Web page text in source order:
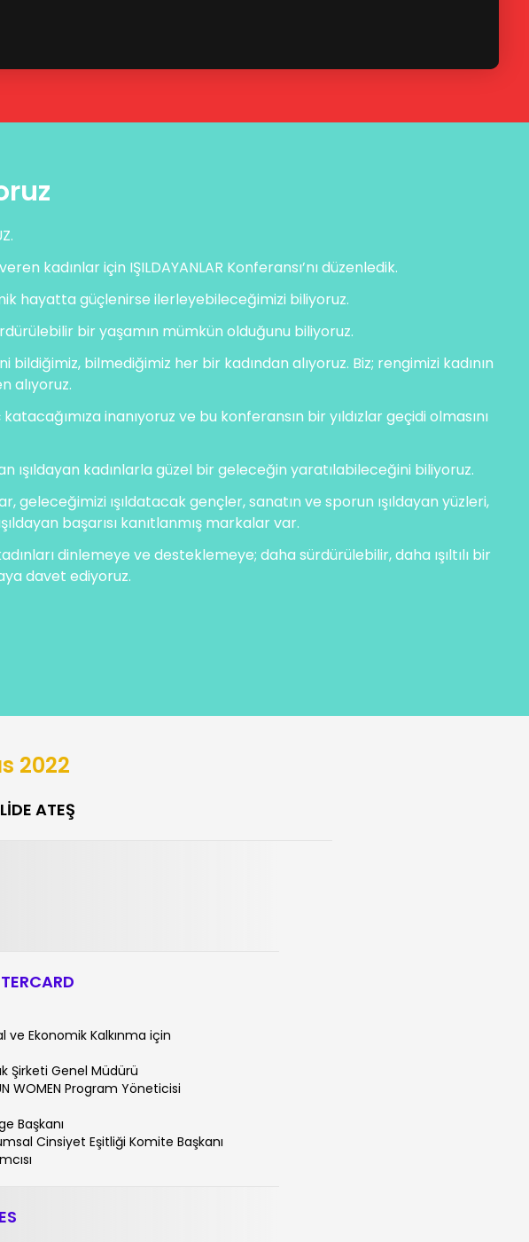
kadınlar için IŞILDAYANLAR Konferansı’nı düzenledik.
hayatta güçlenirse ilerleyebileceğimizi biliyoruz.
bir yaşamın mümkün olduğunu biliyoruz.
bildiğimiz, bilmediğimiz her bir kadından alıyoruz. Biz; rengimizi kadının
alıyoruz.
inanıyoruz ve bu konferansın bir yıldızlar geçidi olmasını
ışıldayan kadınlarla güzel bir geleceğin yaratılabileceğini biliyoruz.
ışıldatacak gençler, sanatın ve sporun ışıldayan yüzleri,
başarısı kanıtlanmış markalar var.
dinlemeye ve desteklemeye; daha sürdürülebilir, daha ışıltılı bir
davet ediyoruz.
2022
ATEŞ
ve Ekonomik Kalkınma için
Şirketi Genel Müdürü
WOMEN Program Yöneticisi
Başkanı
Cinsiyet Eşitliği Komite Başkanı